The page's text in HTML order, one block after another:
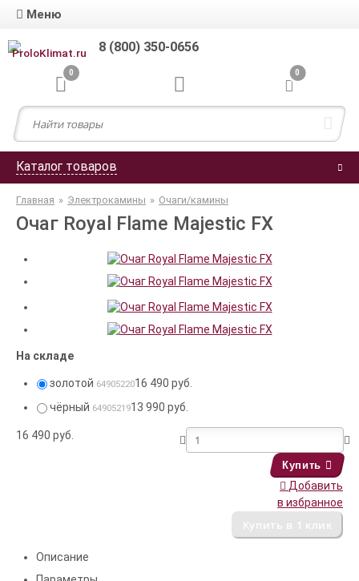
Меню
8 (800) 350-0656
0 0
Каталог товаров
Главная » Электрокамины » Очаги/камины
Очаг Royal Flame Majestic FX
На складе
золотой 6490522016 490 руб.
чёрный 6490521913 990 руб.
16 490 руб.
Купить
Добавить
в избранное
Описание